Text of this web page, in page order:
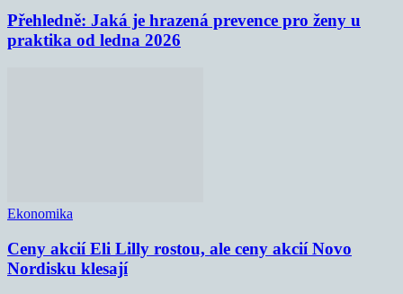
Přehledně: Jaká je hrazená prevence pro ženy u
praktika od ledna 2026
Ekonomika
Ceny akcií Eli Lilly rostou, ale ceny akcií Novo
Nordisku klesají